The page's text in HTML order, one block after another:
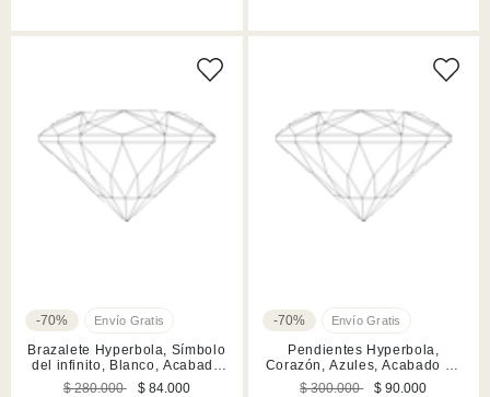
-70%
Brazalete Hyperbola, Símbolo
del infinito, Blanco, Acabado
en rodio
$ 280.000
$ 84.000
-70%
Pendientes Hyperbola,
Corazón, Azules, Acabado en
rodio
$ 300.000
$ 90.000